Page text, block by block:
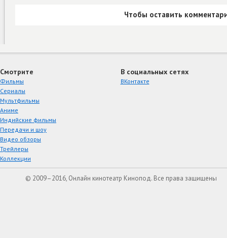
Чтобы оставить
Смотрите
Фильмы
Сериалы
Мультфильмы
Аниме
Индийские фильмы
Передачи и шоу
Видео обзоры
Трейлеры
Коллекции
В социальных сетях
ВКонтакте
© 2009–2016, Онлайн кинотеатр Кинопод. Все права защищены